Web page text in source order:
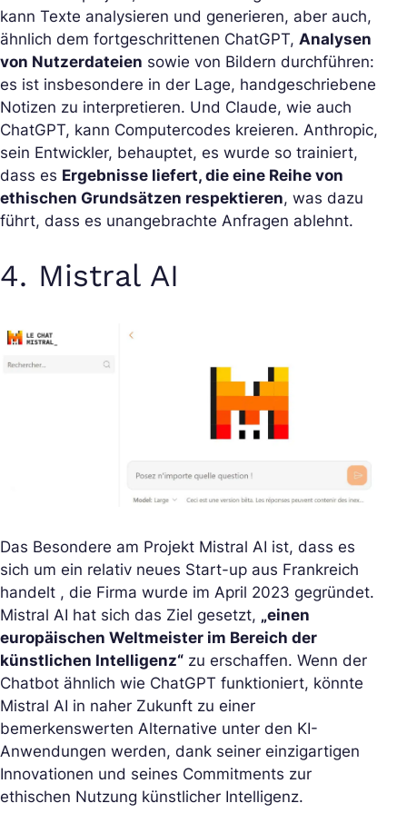
kann Texte analysieren und generieren, aber auch,
ähnlich dem fortgeschrittenen ChatGPT, Analysen
von Nutzerdateien sowie von Bildern durchführen:
es ist insbesondere in der Lage, handgeschriebene
Notizen zu interpretieren. Und Claude, wie auch
ChatGPT, kann Computercodes kreieren. Anthropic,
sein Entwickler, behauptet, es wurde so trainiert,
dass es Ergebnisse liefert, die eine Reihe von
ethischen Grundsätzen respektieren, was dazu
führt, dass es unangebrachte Anfragen ablehnt.
4. Mistral AI
Das Besondere am Projekt Mistral AI ist, dass es
sich um ein relativ neues Start-up aus Frankreich
handelt , die Firma wurde im April 2023 gegründet.
Mistral AI hat sich das Ziel gesetzt, „einen
europäischen Weltmeister im Bereich der
künstlichen Intelligenz“ zu erschaffen. Wenn der
Chatbot ähnlich wie ChatGPT funktioniert, könnte
Mistral AI in naher Zukunft zu einer
bemerkenswerten Alternative unter den KI-
Anwendungen werden, dank seiner einzigartigen
Innovationen und seines Commitments zur
ethischen Nutzung künstlicher Intelligenz.